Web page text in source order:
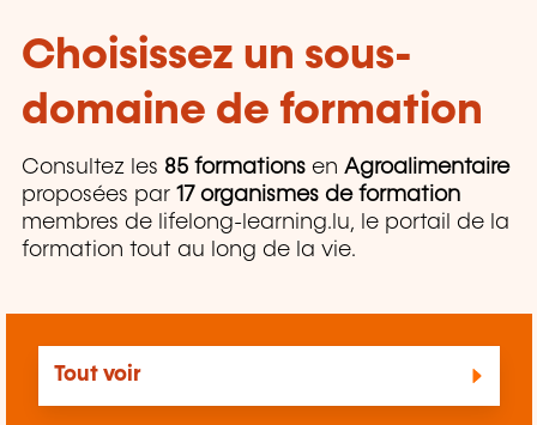
Choisissez un sous-
domaine de formation
Consultez les 85 formations en Agroalimentaire
proposées par 17 organismes de formation
membres de lifelong-learning.lu, le portail de la
formation tout au long de la vie.
Tout voir